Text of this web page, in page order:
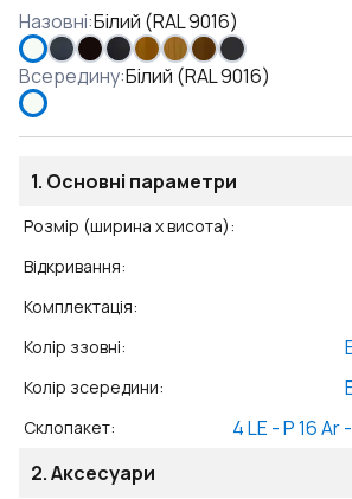
Назовні:Білий (RAL 9016)
Всередину:Білий (RAL 9016)
1. Основні параметри
Розмір (ширина x висота):
Відкривання:
Комплектація:
Колір ззовні:
Колір зсередини:
Склопакет:
4 LE - P 16 Ar
2.Аксесуари